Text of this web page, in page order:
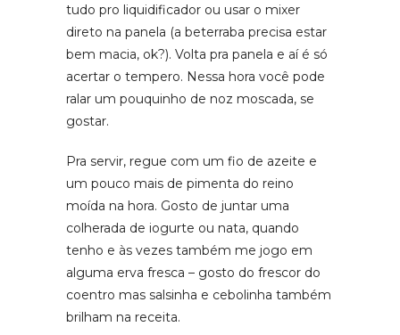
tudo pro liquidificador ou usar o mixer
direto na panela (a beterraba precisa estar
bem macia, ok?). Volta pra panela e aí é só
acertar o tempero. Nessa hora você pode
ralar um pouquinho de noz moscada, se
gostar.
Pra servir, regue com um fio de azeite e
um pouco mais de pimenta do reino
moída na hora. Gosto de juntar uma
colherada de iogurte ou nata, quando
tenho e às vezes também me jogo em
alguma erva fresca – gosto do frescor do
coentro mas salsinha e cebolinha também
brilham na receita.